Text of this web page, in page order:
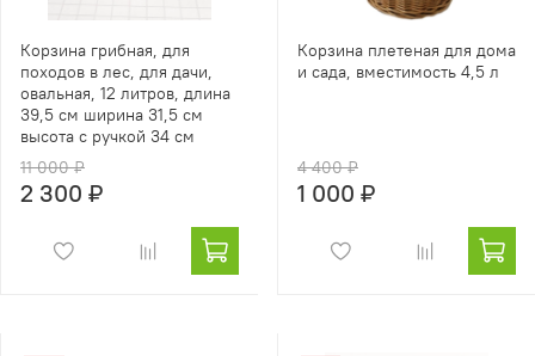
Корзина грибная, для
походов в лес, для дачи,
овальная, 12 литров, длина
39,5 см ширина 31,5 см
высота с ручкой 34 см
11 000 ₽
2 300 ₽
Корзина плетеная для дома
и сада, вместимость 4,5 л
4 400 ₽
1 000 ₽